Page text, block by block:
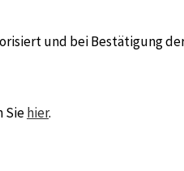
und bei Bestätigung
Siehier.